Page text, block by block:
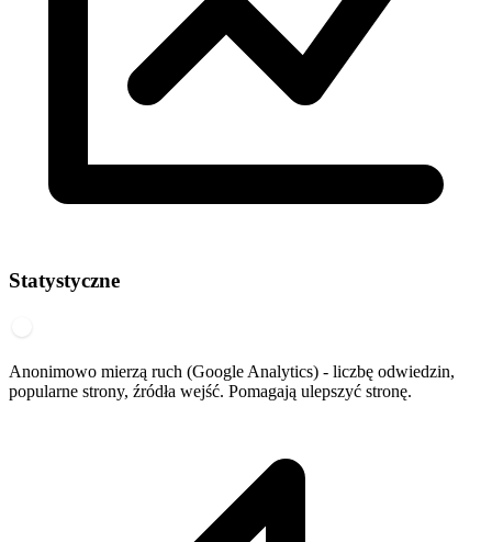
Statystyczne
Anonimowo mierzą ruch (Google Analytics) - liczbę odwiedzin,
popularne strony, źródła wejść. Pomagają ulepszyć stronę.